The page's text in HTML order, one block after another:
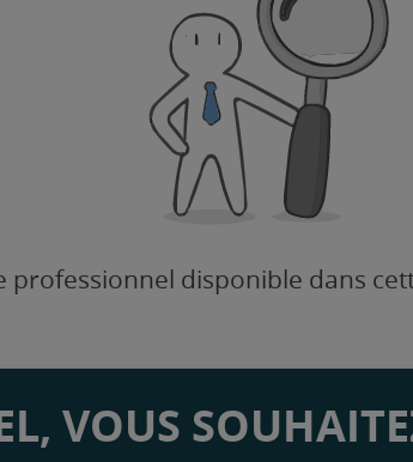
professionnel disponible dans
VOUS